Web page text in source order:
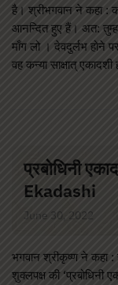
है। श्रीभगवान ने कहा :
आनन्दित हुए हैं। अत:
माँग लो । देवदुर्लभ होने
वह कन्या साक्षात्
प्रबोधिनी
Ekadashi
June 30, 2022
भगवान श्रीकृष्ण ने कहा :
शुक्लपक्ष की ‘प्रबोधिनी